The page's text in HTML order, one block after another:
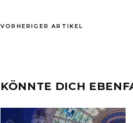
VORHERIGER ARTIKEL
KÖNNTE DICH